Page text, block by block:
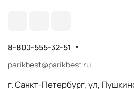
8-800-555-32-51
parikbest@parikbest.ru
г. Санкт-Петербург, ул,